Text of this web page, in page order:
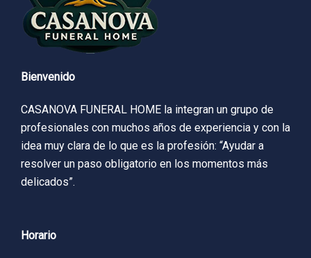
Bienvenido
CASANOVA FUNERAL HOME la integran un grupo de
profesionales con muchos años de experiencia y con la
idea muy clara de lo que es la profesión: “Ayudar a
resolver un paso obligatorio en los momentos más
delicados”.
Horario